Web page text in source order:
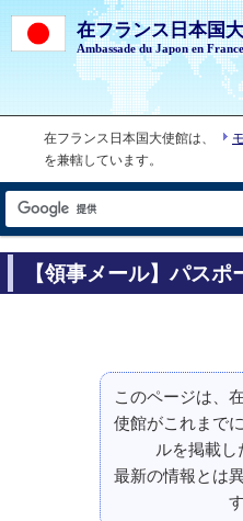
在フランス日本国
Ambassade du Japon en France
在フランス日本国大使館は、
を兼轄しています。
【領事メール】パス
このページは、
使館がこれまで
ルを掲載し
最新の情報とは